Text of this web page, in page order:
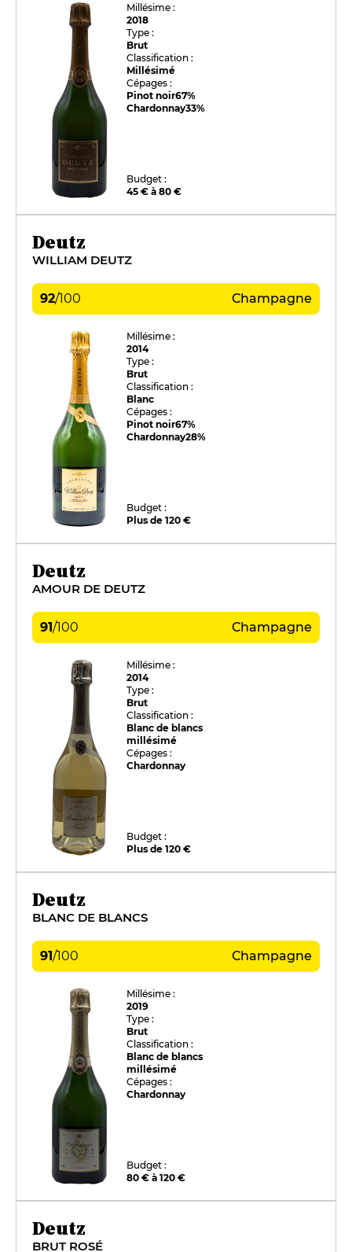
Millésime :
2018
Type :
Brut
Classification :
Millésimé
Cépages :
Pinot noir67%
Chardonnay33%
Budget :
45 € à 80 €
Deutz
WILLIAM DEUTZ
92/100 Champagne
Millésime :
2014
Type :
Brut
Classification :
Blanc
Cépages :
Pinot noir67%
Chardonnay28%
Budget :
Plus de 120 €
Deutz
AMOUR DE DEUTZ
91/100 Champagne
Millésime :
2014
Type :
Brut
Classification :
Blanc de blancs
millésimé
Cépages :
Chardonnay
Budget :
Plus de 120 €
Deutz
BLANC DE BLANCS
91/100 Champagne
Millésime :
2019
Type :
Brut
Classification :
Blanc de blancs
millésimé
Cépages :
Chardonnay
Budget :
80 € à 120 €
Deutz
BRUT ROSÉ